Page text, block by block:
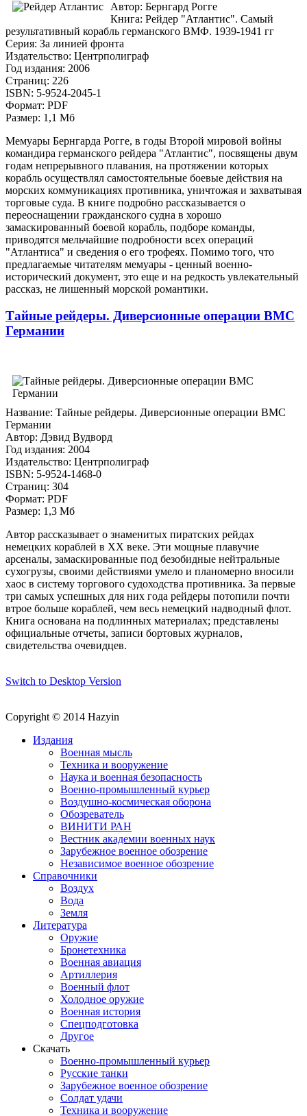
Автор: Бернгард Рогге
Книга: Рейдер "Атлантис". Самый
результативный корабль германского ВМФ. 1939-1941 гг
Серия: За линией фронта
Издательство: Центрполиграф
Год издания: 2006
Страниц: 226
ISBN: 5-9524-2045-1
Формат: PDF
Размер: 1,1 Мб
Мемуары Бернгарда Рогге, в годы Второй мировой войны
командира германского рейдера "Атлантис", посвящены двум
годам непрерывного плавания, на протяжении которых
корабль осуществлял самостоятельные боевые действия на
морских коммуникациях противника, уничтожая и захватывая
торговые суда. В книге подробно рассказывается о
переоснащении гражданского судна в хорошо
замаскированный боевой корабль, подборе команды,
приводятся мельчайшие подробности всех операций
"Атлантиса" и сведения о его трофеях. Помимо того, что
предлагаемые читателям мемуары - ценный военно-
исторический документ, это еще и на редкость увлекательный
рассказ, не лишенный морской романтики.
Тайные рейдеры. Диверсионные операции ВМС
Германии
Название: Тайные рейдеры. Диверсионные операции ВМС
Германии
Автор: Дэвид Вудворд
Год издания: 2004
Издательство: Центрполиграф
ISBN: 5-9524-1468-0
Страниц: 304
Формат: PDF
Размер: 1,3 Мб
Автор рассказывает о знаменитых пиратских рейдах
немецких кораблей в XX веке. Эти мощные плавучие
арсеналы, замаскированные под безобидные нейтральные
сухогрузы, своими действиями умело и планомерно вносили
хаос в систему торгового судоходства противника. За первые
три самых успешных для них года рейдеры потопили почти
втрое больше кораблей, чем весь немецкий надводный флот.
Книга основана на подлинных материалах; представлены
официальные отчеты, записи бортовых журналов,
свидетельства очевидцев.
Switch to Desktop Version
Copyright © 2014 Hazyin
Издания
Военная мысль
Техника и вооружение
Наука и военная безопасность
Военно-промышленный курьер
Воздушно-космическая оборона
Обозреватель
ВИНИТИ РАН
Вестник академии военных наук
Зарубежное военное обозрение
Независимое военное обозрение
Справочники
Воздух
Вода
Земля
Литература
Оружие
Бронетехника
Военная авиация
Артиллерия
Военный флот
Холодное оружие
Военная история
Спецподготовка
Другое
Скачать
Военно-промышленный курьер
Русские танки
Зарубежное военное обозрение
Солдат удачи
Техника и вооружение